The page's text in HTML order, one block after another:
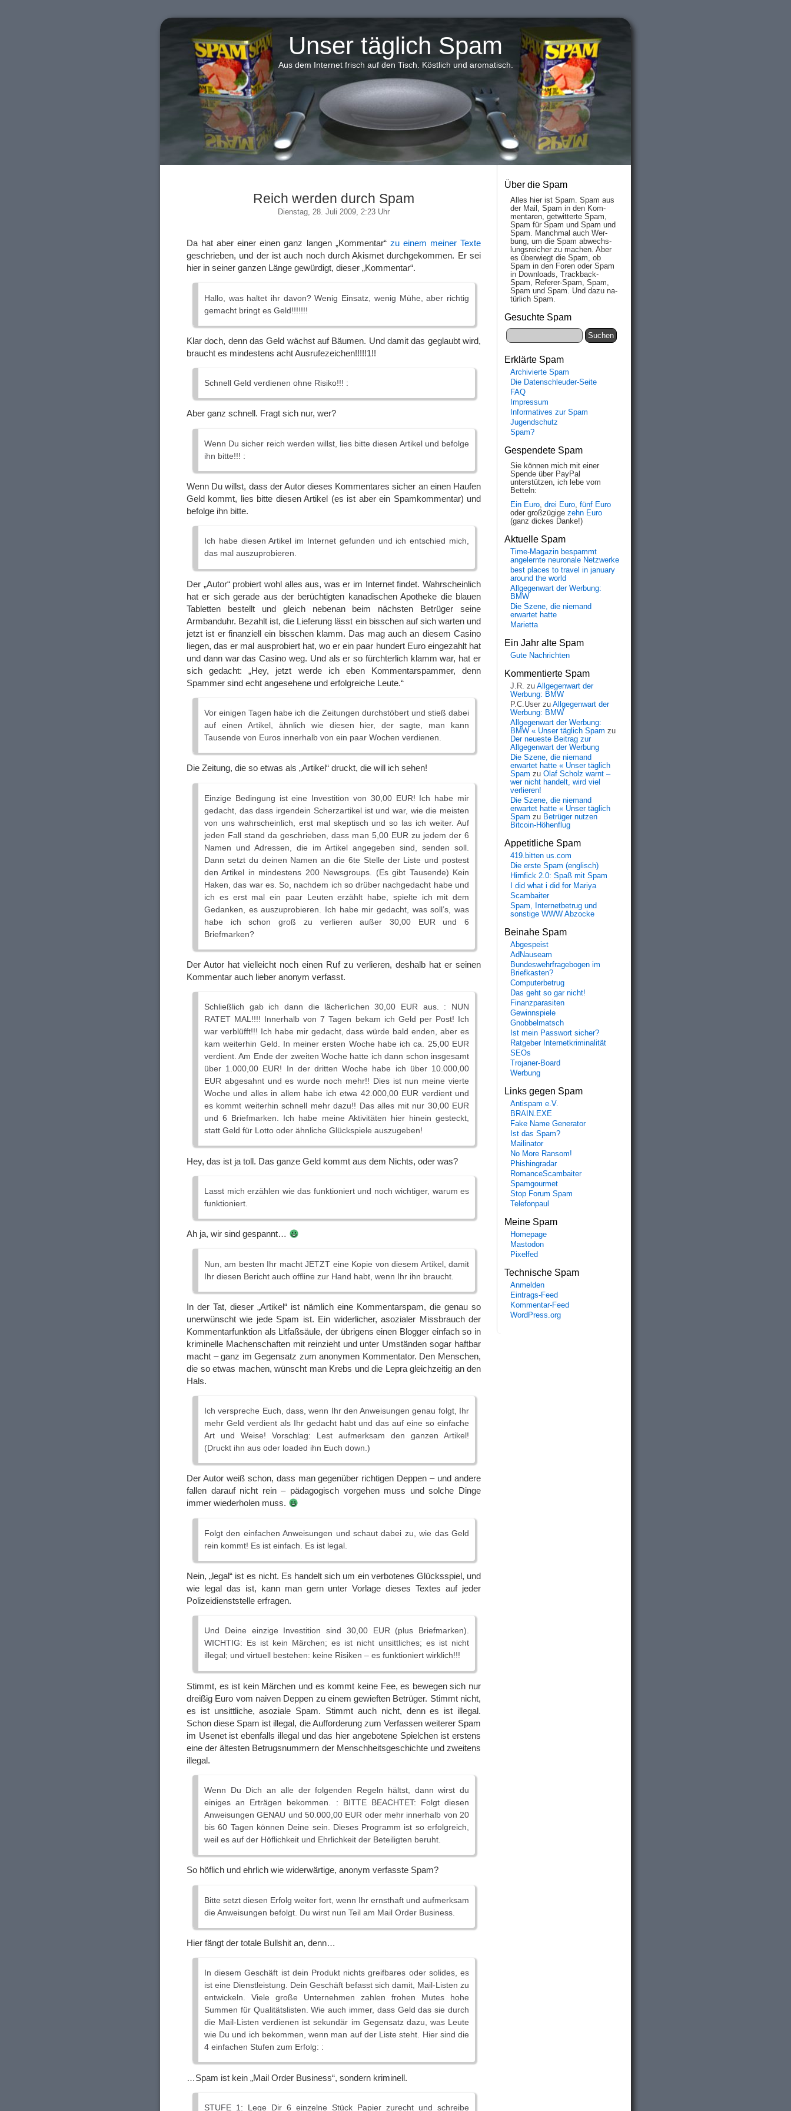
Unser täglich Spam
Aus dem Internet frisch auf den Tisch. Köstlich und aromatisch.
Reich werden durch Spam
Dienstag, 28. Juli 2009, 2:23 Uhr
Da hat aber einer einen ganz langen „Kommentar“ zu einem meiner Texte
geschrieben, und der ist auch noch durch Akismet durchgekommen. Er sei
hier in seiner ganzen Länge gewürdigt, dieser „Kommentar“.
Hallo, was haltet ihr davon? Wenig Einsatz, wenig Mühe, aber richtig
gemacht bringt es Geld!!!!!!!
Klar doch, denn das Geld wächst auf Bäumen. Und damit das geglaubt wird,
braucht es mindestens acht Ausrufezeichen!!!!!1!!
Schnell Geld verdienen ohne Risiko!!! :
Aber ganz schnell. Fragt sich nur, wer?
Wenn Du sicher reich werden willst, lies bitte diesen Artikel und befolge
ihn bitte!!! :
Wenn Du willst, dass der Autor dieses Kommentares sicher an einen Haufen
Geld kommt, lies bitte diesen Artikel (es ist aber ein Spamkommentar) und
befolge ihn bitte.
Ich habe diesen Artikel im Internet gefunden und ich entschied mich,
das mal auszuprobieren.
Der „Autor“ probiert wohl alles aus, was er im Internet findet. Wahrscheinlich
hat er sich gerade aus der berüchtigten kanadischen Apotheke die blauen
Tabletten bestellt und gleich nebenan beim nächsten Betrüger seine
Armbanduhr. Bezahlt ist, die Lieferung lässt ein bisschen auf sich warten und
jetzt ist er finanziell ein bisschen klamm. Das mag auch an diesem Casino
liegen, das er mal ausprobiert hat, wo er ein paar hundert Euro eingezahlt hat
und dann war das Casino weg. Und als er so fürchterlich klamm war, hat er
sich gedacht: „Hey, jetzt werde ich eben Kommentarspammer, denn
Spammer sind echt angesehene und erfolgreiche Leute.“
Vor einigen Tagen habe ich die Zeitungen durchstöbert und stieß dabei
auf einen Artikel, ähnlich wie diesen hier, der sagte, man kann
Tausende von Euros innerhalb von ein paar Wochen verdienen.
Die Zeitung, die so etwas als „Artikel“ druckt, die will ich sehen!
Einzige Bedingung ist eine Investition von 30,00 EUR! Ich habe mir
gedacht, das dass irgendein Scherzartikel ist und war, wie die meisten
von uns wahrscheinlich, erst mal skeptisch und so las ich weiter. Auf
jeden Fall stand da geschrieben, dass man 5,00 EUR zu jedem der 6
Namen und Adressen, die im Artikel angegeben sind, senden soll.
Dann setzt du deinen Namen an die 6te Stelle der Liste und postest
den Artikel in mindestens 200 Newsgroups. (Es gibt Tausende) Kein
Haken, das war es. So, nachdem ich so drüber nachgedacht habe und
ich es erst mal ein paar Leuten erzählt habe, spielte ich mit dem
Gedanken, es auszuprobieren. Ich habe mir gedacht, was soll’s, was
habe ich schon groß zu verlieren außer 30,00 EUR und 6
Briefmarken?
Der Autor hat vielleicht noch einen Ruf zu verlieren, deshalb hat er seinen
Kommentar auch lieber anonym verfasst.
Schließlich gab ich dann die lächerlichen 30,00 EUR aus. : NUN
RATET MAL!!!! Innerhalb von 7 Tagen bekam ich Geld per Post! Ich
war verblüfft!!! Ich habe mir gedacht, dass würde bald enden, aber es
kam weiterhin Geld. In meiner ersten Woche habe ich ca. 25,00 EUR
verdient. Am Ende der zweiten Woche hatte ich dann schon insgesamt
über 1.000,00 EUR! In der dritten Woche habe ich über 10.000,00
EUR abgesahnt und es wurde noch mehr!! Dies ist nun meine vierte
Woche und alles in allem habe ich etwa 42.000,00 EUR verdient und
es kommt weiterhin schnell mehr dazu!! Das alles mit nur 30,00 EUR
und 6 Briefmarken. Ich habe meine Aktivitäten hier hinein gesteckt,
statt Geld für Lotto oder ähnliche Glückspiele auszugeben!
Hey, das ist ja toll. Das ganze Geld kommt aus dem Nichts, oder was?
Lasst mich erzählen wie das funktioniert und noch wichtiger, warum es
funktioniert.
Ah ja, wir sind gespannt…
Nun, am besten Ihr macht JETZT eine Kopie von diesem Artikel, damit
Ihr diesen Bericht auch offline zur Hand habt, wenn Ihr ihn braucht.
In der Tat, dieser „Artikel“ ist nämlich eine Kommentarspam, die genau so
unerwünscht wie jede Spam ist. Ein widerlicher, asozialer Missbrauch der
Kommentarfunktion als Litfaßsäule, der übrigens einen Blogger einfach so in
kriminelle Machenschaften mit reinzieht und unter Umständen sogar haftbar
macht – ganz im Gegensatz zum anonymen Kommentator. Den Menschen,
die so etwas machen, wünscht man Krebs und die Lepra gleichzeitig an den
Hals.
Ich verspreche Euch, dass, wenn Ihr den Anweisungen genau folgt, Ihr
mehr Geld verdient als Ihr gedacht habt und das auf eine so einfache
Art und Weise! Vorschlag: Lest aufmerksam den ganzen Artikel!
(Druckt ihn aus oder loaded ihn Euch down.)
Der Autor weiß schon, dass man gegenüber richtigen Deppen – und andere
fallen darauf nicht rein – pädagogisch vorgehen muss und solche Dinge
immer wiederholen muss.
Folgt den einfachen Anweisungen und schaut dabei zu, wie das Geld
rein kommt! Es ist einfach. Es ist legal.
Nein, „legal“ ist es nicht. Es handelt sich um ein verbotenes Glücksspiel, und
wie legal das ist, kann man gern unter Vorlage dieses Textes auf jeder
Polizeidienststelle erfragen.
Und Deine einzige Investition sind 30,00 EUR (plus Briefmarken).
WICHTIG: Es ist kein Märchen; es ist nicht unsittliches; es ist nicht
illegal; und virtuell bestehen: keine Risiken – es funktioniert wirklich!!!
Stimmt, es ist kein Märchen und es kommt keine Fee, es bewegen sich nur
dreißig Euro vom naiven Deppen zu einem gewieften Betrüger. Stimmt nicht,
es ist unsittliche, asoziale Spam. Stimmt auch nicht, denn es ist illegal.
Schon diese Spam ist illegal, die Aufforderung zum Verfassen weiterer Spam
im Usenet ist ebenfalls illegal und das hier angebotene Spielchen ist erstens
eine der ältesten Betrugsnummern der Menschheitsgeschichte und zweitens
illegal.
Wenn Du Dich an alle der folgenden Regeln hältst, dann wirst du
einiges an Erträgen bekommen. : BITTE BEACHTET: Folgt diesen
Anweisungen GENAU und 50.000,00 EUR oder mehr innerhalb von 20
bis 60 Tagen können Deine sein. Dieses Programm ist so erfolgreich,
weil es auf der Höflichkeit und Ehrlichkeit der Beteiligten beruht.
So höflich und ehrlich wie widerwärtige, anonym verfasste Spam?
Bitte setzt diesen Erfolg weiter fort, wenn Ihr ernsthaft und aufmerksam
die Anweisungen befolgt. Du wirst nun Teil am Mail Order Business.
Hier fängt der totale Bullshit an, denn…
In diesem Geschäft ist dein Produkt nichts greifbares oder solides, es
ist eine Dienstleistung. Dein Geschäft befasst sich damit, Mail-Listen zu
entwickeln. Viele große Unternehmen zahlen frohen Mutes hohe
Summen für Qualitätslisten. Wie auch immer, dass Geld das sie durch
die Mail-Listen verdienen ist sekundär im Gegensatz dazu, was Leute
wie Du und ich bekommen, wenn man auf der Liste steht. Hier sind die
4 einfachen Stufen zum Erfolg: :
…Spam ist kein „Mail Order Business“, sondern kriminell.
STUFE 1: Lege Dir 6 einzelne Stück Papier zurecht und schreibe
Über die Spam
Alles hier ist Spam. Spam aus
der Mail, Spam in den Kom­
men­taren, ge­twit­ter­te Spam,
Spam für Spam und Spam und
Spam. Manch­mal auch Wer­
bung, um die Spam ab­wechs­
lungs­reich­er zu mach­en. Aber
es über­wiegt die Spam, ob
Spam in den Fo­ren oder Spam
in Down­loads, Track­back-
Spam, Re­fe­rer-Spam, Spam,
Spam und Spam. Und da­zu na­
tür­lich Spam.
Gesuchte Spam
Erklärte Spam
Archivierte Spam
Die Datenschleuder-Seite
FAQ
Impressum
Informatives zur Spam
Jugendschutz
Spam?
Gespendete Spam
Sie können mich mit einer
Spende über PayPal
unterstützen, ich lebe vom
Betteln:
Ein Euro, drei Euro, fünf Euro
oder großzügige zehn Euro
(ganz dickes Danke!)
Aktuelle Spam
Time-Magazin bespammt
angelernte neuronale Netzwerke
best places to travel in january
around the world
Allgegenwart der Werbung:
BMW
Die Szene, die niemand
erwartet hatte
Marietta
Ein Jahr alte Spam
Gute Nachrichten
Kommentierte Spam
J.R. zu Allgegenwart der
Werbung: BMW
P.C.User zu Allgegenwart der
Werbung: BMW
Allgegenwart der Werbung:
BMW « Unser täglich Spam zu
Der neueste Beitrag zur
Allgegenwart der Werbung
Die Szene, die niemand
erwartet hatte « Unser täglich
Spam zu Olaf Scholz warnt –
wer nicht handelt, wird viel
verlieren!
Die Szene, die niemand
erwartet hatte « Unser täglich
Spam zu Betrüger nutzen
Bitcoin-Höhenflug
Appetitliche Spam
419.bitten us.com
Die erste Spam (englisch)
Hirnfick 2.0: Spaß mit Spam
I did what i did for Mariya
Scambaiter
Spam, Internetbetrug und
sonstige WWW Abzocke
Beinahe Spam
Abgespeist
AdNauseam
Bundeswehrfragebogen im
Briefkasten?
Computerbetrug
Das geht so gar nicht!
Finanzparasiten
Gewinnspiele
Gnobbelmatsch
Ist mein Passwort sicher?
Ratgeber Internetkriminalität
SEOs
Trojaner-Board
Werbung
Links gegen Spam
Antispam e.V.
BRAIN.EXE
Fake Name Generator
Ist das Spam?
Mailinator
No More Ransom!
Phishingradar
RomanceScambaiter
Spamgourmet
Stop Forum Spam
Telefonpaul
Meine Spam
Homepage
Mastodon
Pixelfed
Technische Spam
Anmelden
Eintrags-Feed
Kommentar-Feed
WordPress.org